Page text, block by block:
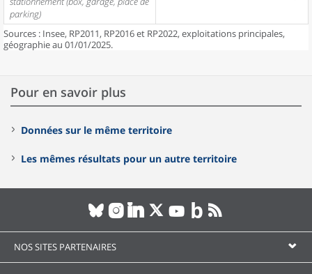
parking)
Sources : Insee, RP2011, RP2016 et RP2022, exploitations principales,
géographie au 01/01/2025.
Pour en savoir plus
Données sur le même territoire
Les mêmes résultats pour un autre territoire
NOS SITES PARTENAIRES